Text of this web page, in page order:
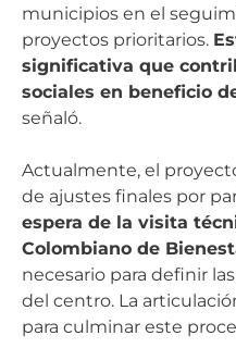
municipios en el
proyectos prioritarios.
significativa que
sociales en beneficio
señaló.
Actualmente, el
de ajustes finales por
espera de la visita
Colombiano de
necesario para definir
del centro. La
para culminar este